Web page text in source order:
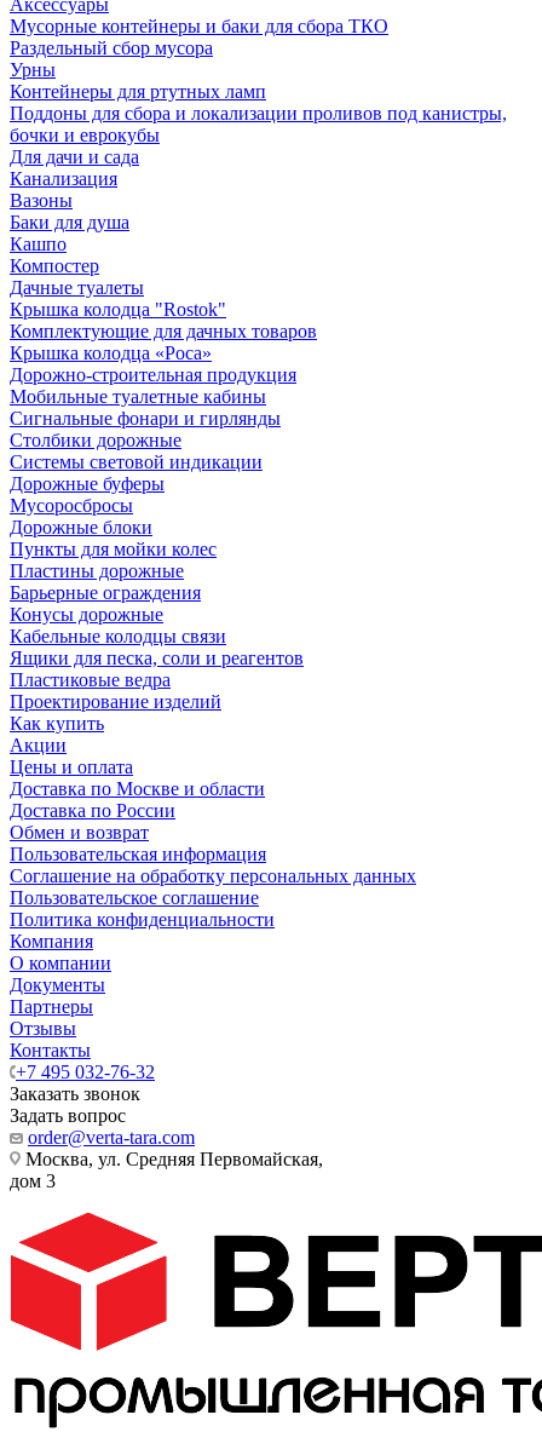
Аксессуары
Мусорные контейнеры и баки для сбора ТКО
Раздельный сбор мусора
Урны
Контейнеры для ртутных ламп
Поддоны для сбора и локализации проливов под канистры,
бочки и еврокубы
Для дачи и сада
Канализация
Вазоны
Баки для душа
Кашпо
Компостер
Дачные туалеты
Крышка колодца "Rostok"
Комплектующие для дачных товаров
Крышка колодца «Роса»
Дорожно-строительная продукция
Мобильные туалетные кабины
Сигнальные фонари и гирлянды
Столбики дорожные
Системы световой индикации
Дорожные буферы
Мусоросбросы
Дорожные блоки
Пункты для мойки колес
Пластины дорожные
Барьерные ограждения
Конусы дорожные
Кабельные колодцы связи
Ящики для песка, соли и реагентов
Пластиковые ведра
Проектирование изделий
Как купить
Акции
Цены и оплата
Доставка по Москве и области
Доставка по России
Обмен и возврат
Пользовательская информация
Соглашение на обработку персональных данных
Пользовательское соглашение
Политика конфиденциальности
Компания
О компании
Документы
Партнеры
Отзывы
Контакты
+7 495 032-76-32
Заказать звонок
Задать вопрос
order@verta-tara.com
Москва, ул. Средняя Первомайская,
дом 3